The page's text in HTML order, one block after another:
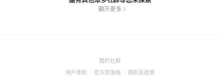
顯示更多
關於社群(Open
用戶準則 (Open
官方部落格 (Open
規則及政策(Open